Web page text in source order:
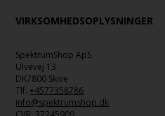
VIRKSOMHEDSOPLYSNINGER
SpektrumShop ApS
Ulvevej 13
DK7800 Skive
Tlf. +4577358786
info@spektrumshop.dk